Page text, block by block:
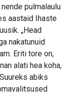
pulmalaulu
aastaid Ihaste
„Head
nakatunuid
Eriti tore on,
alati hea koha,
abiks